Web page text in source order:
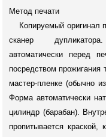
Метод печати
Копируемый оригинал
сканер
автоматически перед
посредством прожигания
мастер-пленке (обычно
Форма автоматически
цилиндр (барабан).
пропитывается краской,